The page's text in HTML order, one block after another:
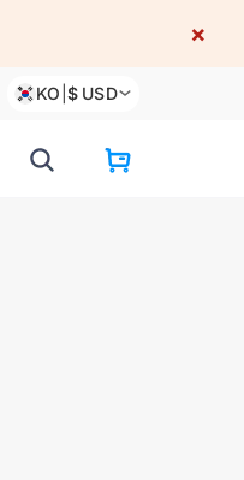
×
KO |$ USD